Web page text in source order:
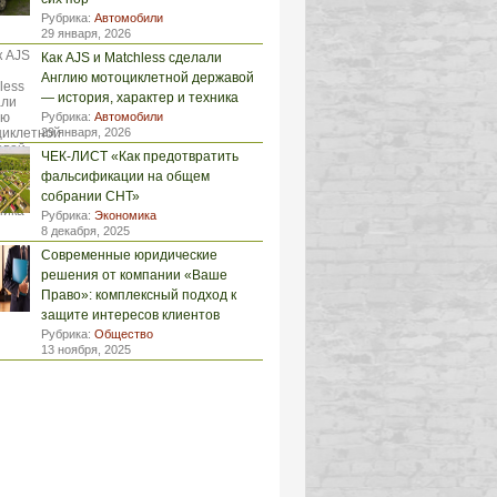
Рубрика: Автомобили
29 января, 2026
Как AJS и Matchless сделали
Англию мотоциклетной державой
— история, характер и техника
Рубрика: Автомобили
29 января, 2026
ЧЕК-ЛИСТ «Как предотвратить
фальсификации на общем
собрании СНТ»
Рубрика: Экономика
8 декабря, 2025
Современные юридические
решения от компании «Ваше
Право»: комплексный подход к
защите интересов клиентов
Рубрика: Общество
13 ноября, 2025